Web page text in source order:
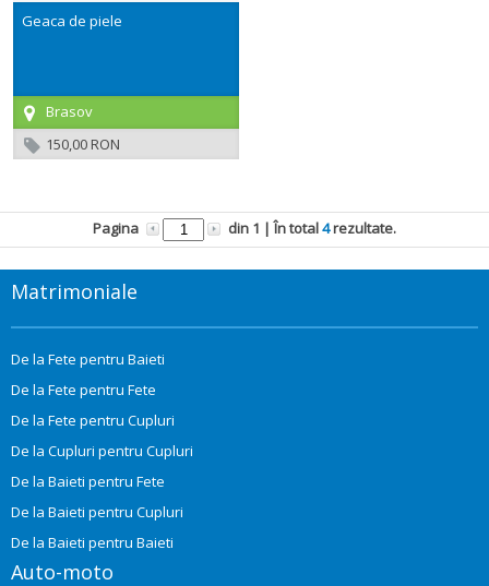
Geaca de piele
Brasov
150,00 RON
Pagina din 1 | În total4rezultate.
Matrimoniale
De la Fete pentru Baieti
De la Fete pentru Fete
De la Fete pentru Cupluri
De la Cupluri pentru Cupluri
De la Baieti pentru Fete
De la Baieti pentru Cupluri
De la Baieti pentru Baieti
Auto-moto